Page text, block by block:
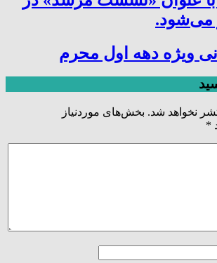
می‌شود.
ویژه دهه اول محرم
نخواهد شد. بخش‌های موردنیاز
*